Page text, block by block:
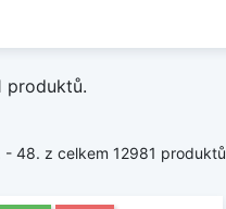
produktů.
- 48. z celkem 12981 produktů